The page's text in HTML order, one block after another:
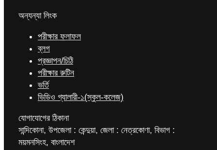
অন্যন্যা লিংক
পরীক্ষার ফলাফল
ব্লগ
প্রজ্ঞাপন/চিঠি
পরীক্ষার রুটিন
ভর্তি
ভিডিও গ্যালারী-১(স্কুল-কলেজ)
যোগাযোগের ঠিকানা
সান্দিকোনা, উপজেলা : কেন্দুয়া, জেলা : নেত্রকোণা, বিভাগ :
ময়মনসিংহ, বাংলাদেশ